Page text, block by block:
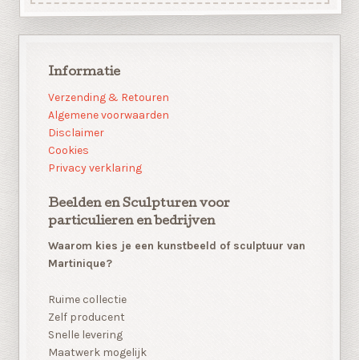
Informatie
Verzending & Retouren
Algemene voorwaarden
Disclaimer
Cookies
Privacy verklaring
Beelden en Sculpturen voor
particulieren en bedrijven
Waarom kies je een kunstbeeld of sculptuur van
Martinique?
Ruime collectie
Zelf producent
Snelle levering
Maatwerk mogelijk